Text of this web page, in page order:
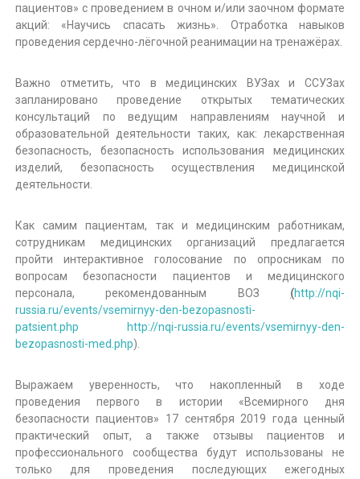
пациентов» с проведением в очном и/или заочном формате
акций: «Научись спасать жизнь». Отработка навыков
проведения сердечно-лёгочной реанимации на тренажёрах.
Важно отметить, что в медицинских ВУЗах и ССУЗах
запланировано проведение открытых тематических
консультаций по ведущим направлениям научной и
образовательной деятельности таких, как: лекарственная
безопасность, безопасность использования медицинских
изделий, безопасность осуществления медицинской
деятельности.
Как самим пациентам, так и медицинским работникам,
сотрудникам медицинских организаций предлагается
пройти интерактивное голосование по опросникам по
вопросам безопасности пациентов и медицинского
персонала, рекомендованным ВОЗ (http://nqi-
russia.ru/events/vsemirnyy-den-bezopasnosti-
patsient.php
http://nqi-russia.ru/events/vsemirnyy-den-
bezopasnosti-med.php).
Выражаем уверенность, что накопленный в ходе
проведения первого в истории «Всемирного дня
безопасности пациентов» 17 сентября 2019 года ценный
практический опыт, а также отзывы пациентов и
профессионального сообщества будут использованы не
только для проведения последующих ежегодных